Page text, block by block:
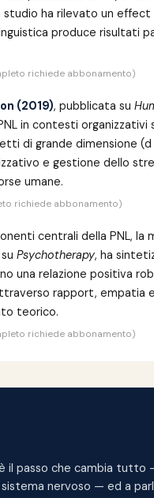
studio ha rilevato un
produce risultati
richiede abbonamento)
(2019), pubblicata su
in contesti organizzativi
di grande dimensione
e gestione dello
umane.
richiede abbonamento)
centrali della PNL, la
Psychotherapy, ha
una relazione positiva
rapport, empatia
teorico.
richiede abbonamento)
il passo che cambia tutto
nervoso — ed a